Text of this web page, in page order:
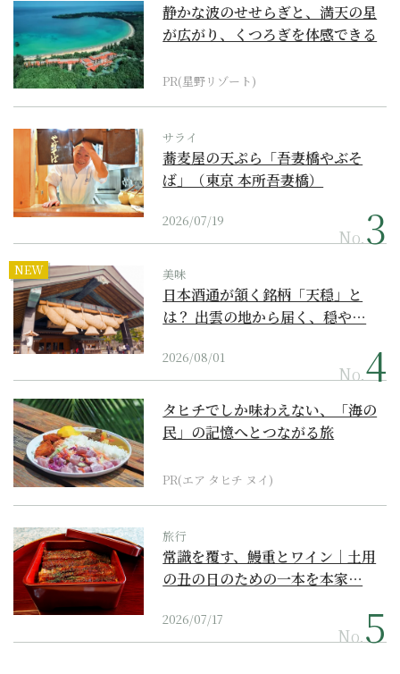
静かな波のせせらぎと、満天の星
が広がり、くつろぎを体感できる
PR(星野リゾート)
サライ
蕎麦屋の天ぷら「吾妻橋やぶそ
ば」（東京 本所吾妻橋）
2026/07/19
No.
NEW 美味
日本酒通が頷く銘柄「天穏」と
は？ 出雲の地から届く、穏や…
2026/08/01
No.
タヒチでしか味わえない、「海の
民」の記憶へとつながる旅
PR(エア タヒチ ヌイ)
旅行
常識を覆す、鰻重とワイン｜土用
の丑の日のための一本を本家…
2026/07/17
No.